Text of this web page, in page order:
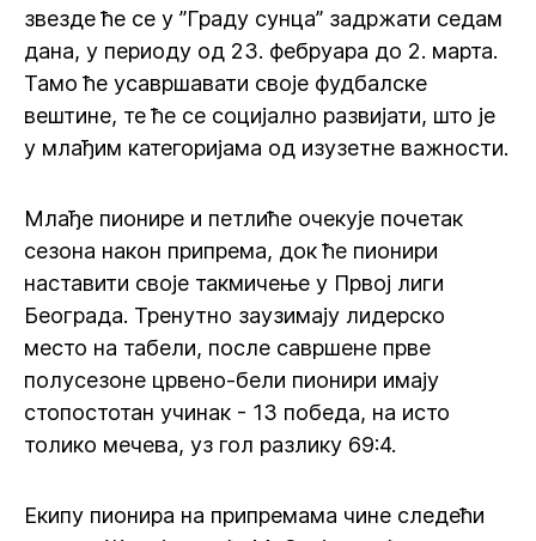
звезде ће се у ”Граду сунца” задржати седам
дана, у периоду од 23. фебруара до 2. марта.
Тамо ће усавршавати своје фудбалске
вештине, те ће се социјално развијати, што је
у млађим категоријама од изузетне важности.
Млађе пионире и петлиће очекује почетак
сезона након припрема, док ће пионири
наставити своје такмичење у Првој лиги
Београда. Тренутно заузимају лидерско
место на табели, после савршене прве
полусезоне црвено-бели пионири имају
стопостотан учинак - 13 победа, на исто
толико мечева, уз гол разлику 69:4.
Екипу пионира на припремама чине следећи